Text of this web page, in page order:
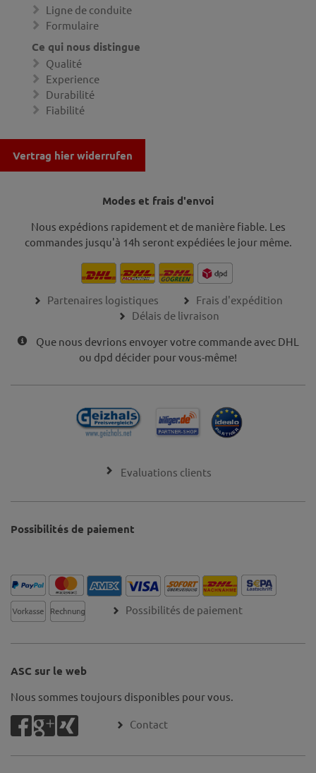
Ligne de conduite
Formulaire
Ce qui nous distingue
Qualité
Experience
Durabilité
Fiabilité
Vertrag hier widerrufen
Modes et frais d'envoi
Nous expédions rapidement et de manière fiable. Les
commandes jusqu'à 14h seront expédiées le jour même.
Partenaires logistiques
Frais d'expédition
Délais de livraison
Que nous devrions envoyer votre commande avec DHL
ou dpd décider pour vous-même!
Evaluations clients
Possibilités de paiement
Possibilités de paiement
ASC sur le web
Nous sommes toujours disponibles pour vous.
Contact